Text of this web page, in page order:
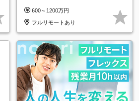
600～1200万円
フルリモートあり